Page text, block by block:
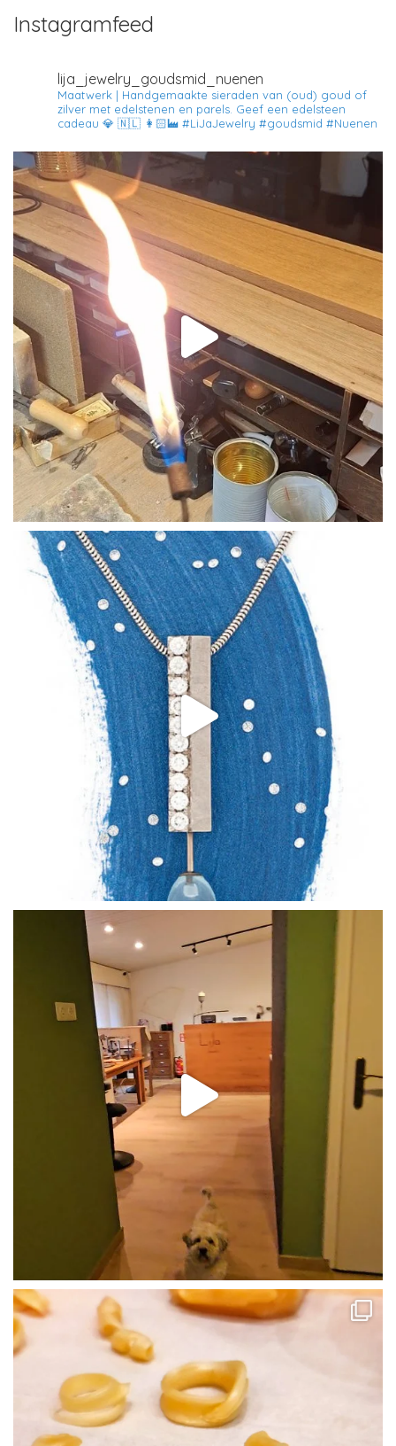
Instagramfeed
lija_jewelry_goudsmid_nuenen
Maatwerk | Handgemaakte sieraden van (oud) goud of
zilver met edelstenen en parels. Geef een edelsteen
cadeau 💎 🇳🇱 👩🏻‍🏭 #LiJaJewelry #goudsmid #Nuenen